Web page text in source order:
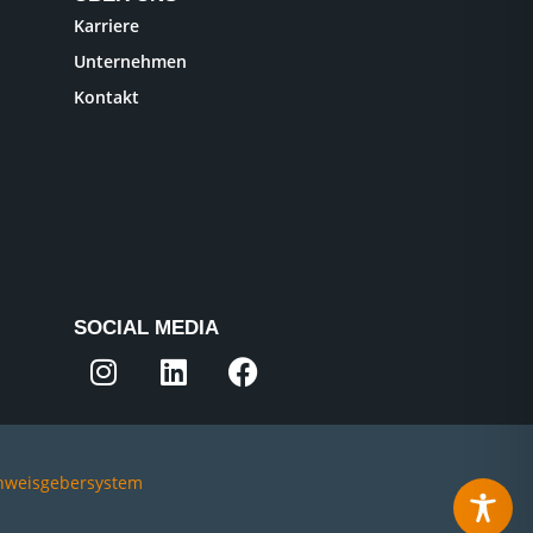
Karriere
Unternehmen
Kontakt
SOCIAL MEDIA